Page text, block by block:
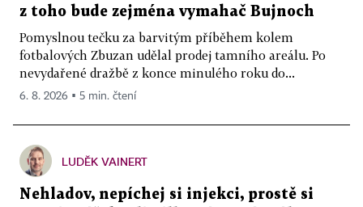
z toho bude zejména vymahač Bujnoch
Pomyslnou tečku za barvitým příběhem kolem
fotbalových Zbuzan udělal prodej tamního areálu. Po
nevydařené dražbě z konce minulého roku do...
6. 8. 2026 ▪ 5 min. čtení
LUDĚK VAINERT
Nehladov, nepíchej si injekci, prostě si